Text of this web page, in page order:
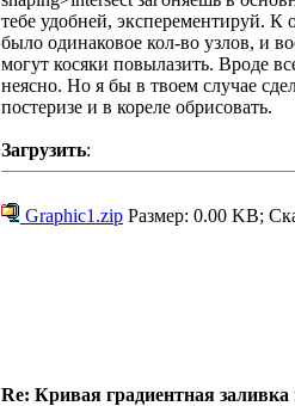
тебе удобней, эксперементируй. К
было одинаковое кол-во узлов, и
могут косяки повылазить. Вроде
неясно. Но я бы в твоем случае
постеризе и в кореле обрисовать.
Загрузить:
Graphic1.zip Размер: 0.00 KB;
Re: Кривая градиентная заливка